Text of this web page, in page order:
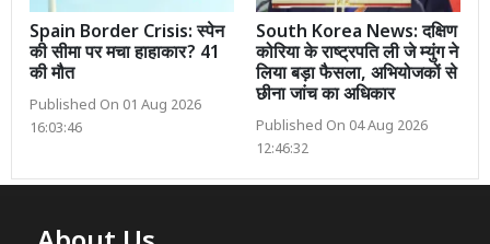
Spain Border Crisis: स्पेन
की सीमा पर मचा हाहाकार? 41
की मौत
Published On 01 Aug 2026
16:03:46
South Korea News: दक्षिण
कोरिया के राष्ट्रपति ली जे म्युंग ने
लिया बड़ा फैसला, अभियोजकों से
छीना जांच का अधिकार
Published On 04 Aug 2026
12:46:32